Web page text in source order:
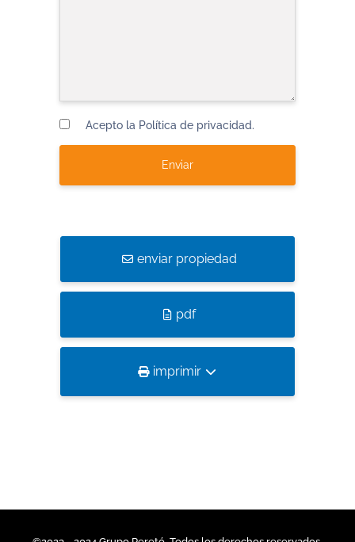
Acepto la Política de privacidad.
enviar propiedad
pdf
imprimir